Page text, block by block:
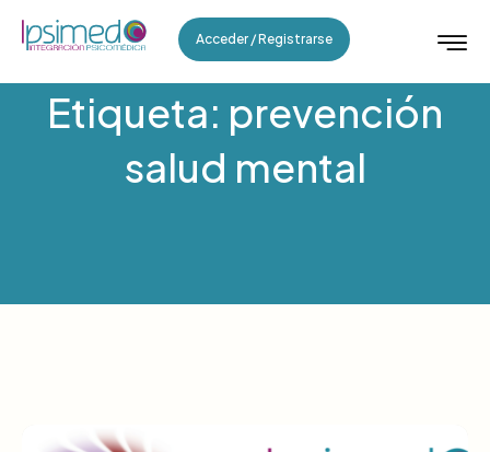
Acceder / Registrarse
Etiqueta: prevención
salud mental